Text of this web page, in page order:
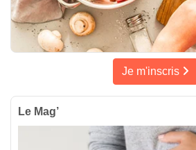
Je m'inscris
Le Mag’